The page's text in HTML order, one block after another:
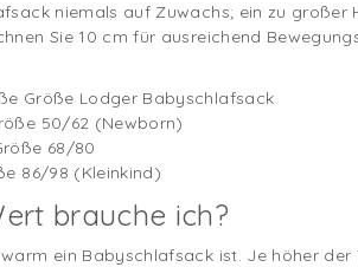
niemals auf Zuwachs; ein zu großer
Sie 10 cm für ausreichend
Größe Lodger Babyschlafsack
50/62 (Newborn)
68/80
86/98 (Kleinkind)
brauche ich?
ein Babyschlafsack ist. Je höher